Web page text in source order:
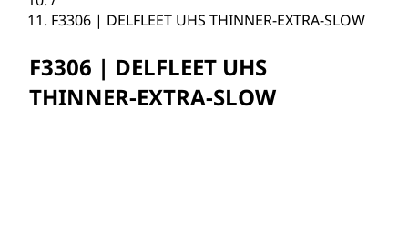
F3306 | DELFLEET UHS THINNER-EXTRA-SLOW
F3306 | DELFLEET UHS
THINNER-EXTRA-SLOW